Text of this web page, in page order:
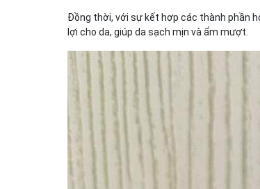
Đồng thời, với sự kết hợp các thành phần
lợi cho da, giúp da sạch mịn và ẩm mượt.